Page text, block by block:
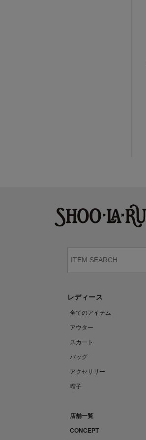
レディース
全てのアイテム
アウター
スカート
バッグ
アクセサリー
帽子
店舗一覧
CONCEPT